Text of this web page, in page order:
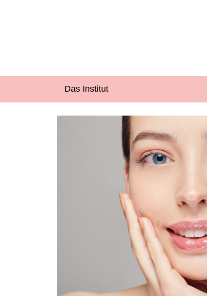
Das Institut